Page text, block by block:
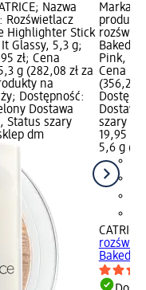
Nazwa
Rozświetlacz
Highlighter Stick
Glassy, 5,3 g;
zł; Cena
g (282,08 zł za
na
Dostępność:
Dostawa
Status szary
dm
Marka:
Baked
Pink,
Cena
(356,25
szary
19,95 zł
5,6 g
CATRICE